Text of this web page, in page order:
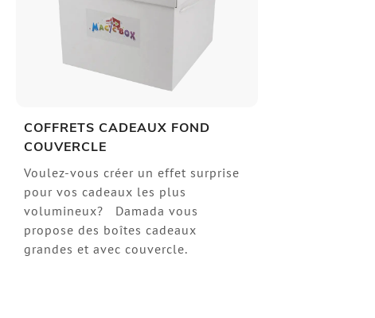
COFFRETS CADEAUX FOND
COUVERCLE
Voulez-vous créer un effet surprise
pour vos cadeaux les plus
volumineux? Damada vous
propose des boîtes cadeaux
grandes et avec couvercle.